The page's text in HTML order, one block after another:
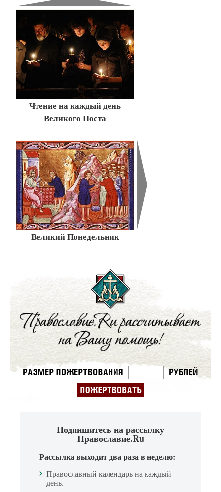
Чтение на каждый день
Великого Поста
Великий Понедельник
Подпишитесь на рассылку
Православие.Ru
Рассылка выходит два раза в неделю:
Православный календарь на каждый
день.